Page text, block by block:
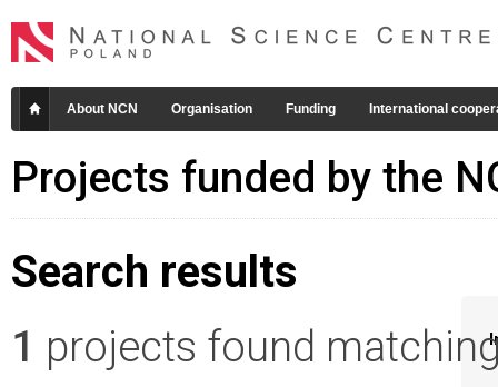
About NCN Organisation Funding International
Projects funded by the
Search results
1 projects found